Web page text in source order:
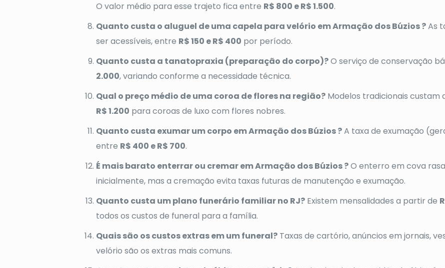
O valor médio para esse trajeto fica entre R$ 800 e R$ 1.500.
Quanto custa o aluguel de uma capela para velório em Armação dos Búzios ?As
ser acessíveis, entre R$ 150 e R$ 400 por período.
Quanto custa a tanatopraxia (preparação do corpo)?O serviço de conservação
2.000, variando conforme a necessidade técnica.
Qual o preço médio de uma coroa de flores na região? Modelos tradicionais custam
R$ 1.200 para coroas de luxo com flores nobres.
Quanto custa exumar um corpo em Armação dos Búzios ?A taxa de exumação
entre R$ 400 e R$ 700.
É mais barato enterrar ou cremar em Armação dos Búzios ?O enterro em cova
inicialmente, mas a cremação evita taxas futuras de manutenção e exumação.
Quanto custa um plano funerário familiar no RJ? Existem mensalidades a partir de
todos os custos de funeral para a família.
Quais são os custos extras em um funeral? Taxas de cartório, anúncios em jornais,
velório são os extras mais comuns.